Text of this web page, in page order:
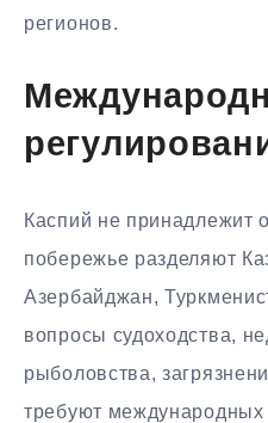
регионов.
Каспий не принадлежит
побережье разделяют
Азербайджан,
вопросы судоходства,
рыболовства,
требуют международных